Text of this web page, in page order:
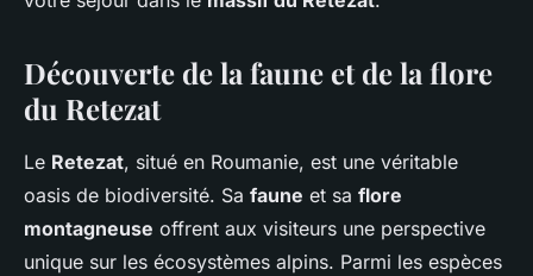
Découverte de la faune et de la flore
du Retezat
Le Retezat, situé en Roumanie, est une véritable
oasis de biodiversité. Sa faune et sa flore
montagneuse offrent aux visiteurs une perspective
unique sur les écosystèmes alpins. Parmi les espèces